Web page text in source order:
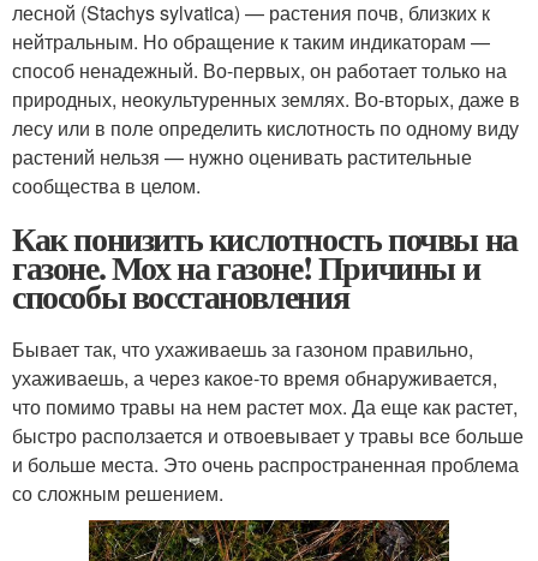
лесной (Stachys sylvatica) — растения почв, близких к
нейтральным. Но обращение к таким индикаторам —
способ ненадежный. Во-первых, он работает только на
природных, неокультуренных землях. Во-вторых, даже в
лесу или в поле определить кислотность по одному виду
растений нельзя — нужно оценивать растительные
сообщества в целом.
Как понизить кислотность почвы на
газоне. Мох на газоне! Причины и
способы восстановления
Бывает так, что ухаживаешь за газоном правильно,
ухаживаешь, а через какое-то время обнаруживается,
что помимо травы на нем растет мох. Да еще как растет,
быстро расползается и отвоевывает у травы все больше
и больше места. Это очень распространенная проблема
со сложным решением.